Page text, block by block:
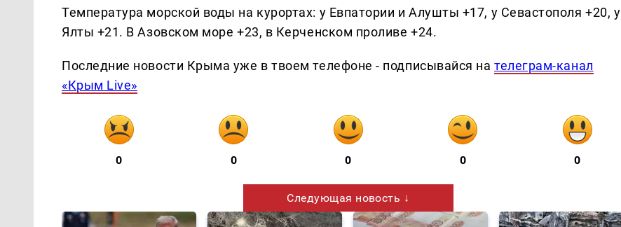
Температура морской воды на курортах: у Евпатории и Алушты +17, у Севастополя +20, у
Ялты +21. В Азовском море +23, в Керченском проливе +24.
Последние новости Крыма уже в твоем телефоне - подписывайся нателеграм-канал
«Крым Live»
0 0 0 0 0
Следующая новость ↓